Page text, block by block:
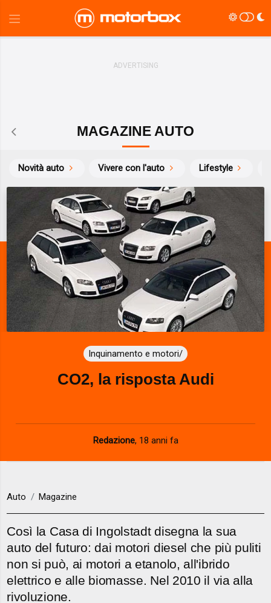
MAGAZINE AUTO
Novità auto Vivere con l'auto Lifestyle
Inquinamento e motori/
CO2, la risposta Audi
Redazione, 18 anni fa
Auto Magazine
Così la Casa di Ingolstadt disegna la sua
auto del futuro: dai motori diesel che più puliti
non si può, ai motori a etanolo, all'ibrido
elettrico e alle biomasse. Nel 2010 il via alla
rivoluzione.